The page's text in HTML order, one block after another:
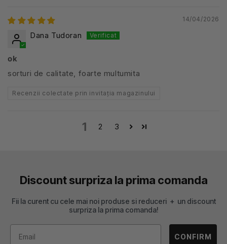
14/04/2026
Dana Tudoran
ok
sorturi de calitate, foarte multumita
Recenzii colectate prin invitația magazinului
1 2 3
Discount surpriza la prima comanda
Fii la curent cu cele mai noi produse si reduceri + un discount
surpriza la prima comanda!
CONFIRM